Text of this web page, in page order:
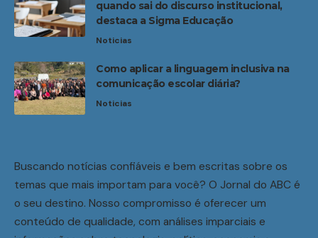
quando sai do discurso institucional,
destaca a Sigma Educação
Noticias
Como aplicar a linguagem inclusiva na
comunicação escolar diária?
Noticias
Buscando notícias confiáveis e bem escritas sobre os
temas que mais importam para você? O Jornal do ABC é
o seu destino. Nosso compromisso é oferecer um
conteúdo de qualidade, com análises imparciais e